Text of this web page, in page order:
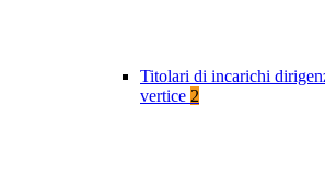
Titolari di incarichi
vertice 2